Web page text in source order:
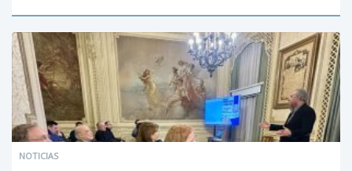
NOTICIAS